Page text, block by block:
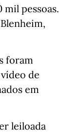
pessoas.
foram
de
em
leiloada